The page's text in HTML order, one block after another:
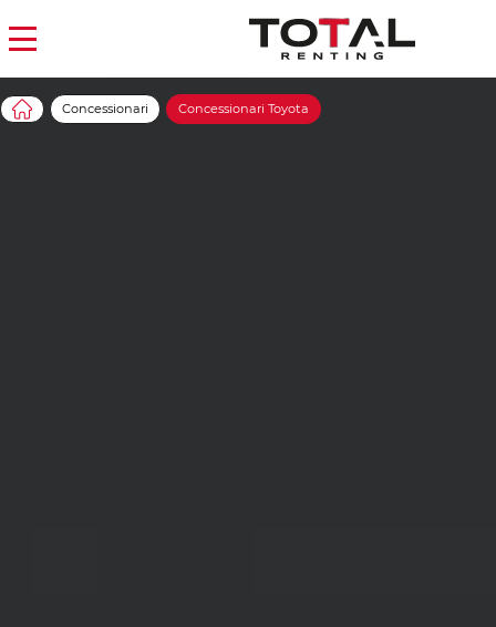
Concessionari Concessionari Toyota